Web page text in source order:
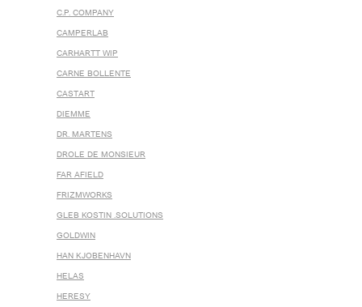
C.P. COMPANY
CAMPERLAB
CARHARTT WIP
CARNE BOLLENTE
CASTART
DIEMME
DR. MARTENS
DROLE DE MONSIEUR
FAR AFIELD
FRIZMWORKS
GLEB KOSTIN .SOLUTIONS
GOLDWIN
HAN KJOBENHAVN
HELAS
HERESY